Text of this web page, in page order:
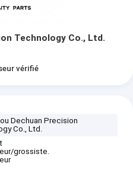
Technology Co., Ltd.
vérifié
Dechuan Precision
Co., Ltd.
grossiste.